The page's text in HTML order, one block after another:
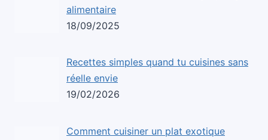
alimentaire
18/09/2025
Recettes simples quand tu cuisines sans
réelle envie
19/02/2026
Comment cuisiner un plat exotique